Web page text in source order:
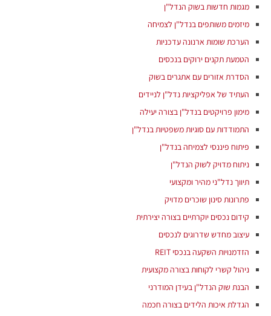
מגמות חדשות בשוק הנדל"ן
מיזמים משותפים בנדל"ן לצמיחה
הערכת שומות ארנונה עדכניות
הטמעת תקנים ירוקים בנכסים
הסדרת אזורים עם אתגרים בשוק
העתיד של אפליקציות נדל"ן לניידים
מימון פרויקטים בנדל"ן בצורה יעילה
התמודדות עם סוגיות משפטיות בנדל"ן
פיתוח פיננסי לצמיחה בנדל"ן
ניתוח מדויק לשוק הנדל"ן
תיווך נדל"ני מהיר ומקצועי
פתרונות סינון שוכרים מדויק
קידום נכסים יוקרתיים בצורה יצירתית
עיצוב מחדש שדרוגים לנכסים
הזדמנויות השקעה בנכסי REIT
ניהול קשרי לקוחות בצורה מקצועית
הבנת שוק הנדל"ן בעידן המודרני
הגדלת איכות הלידים בצורה חכמה